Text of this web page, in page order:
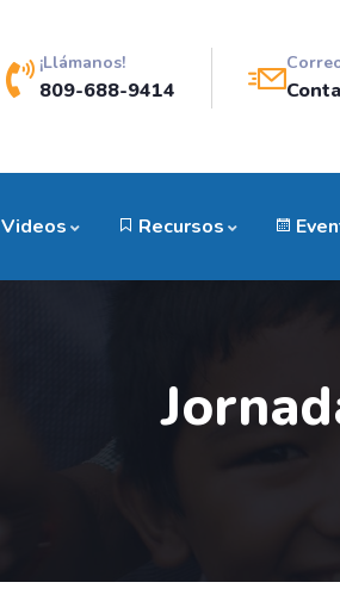
¡Llámanos!
809-688-9414
Videos Recursos